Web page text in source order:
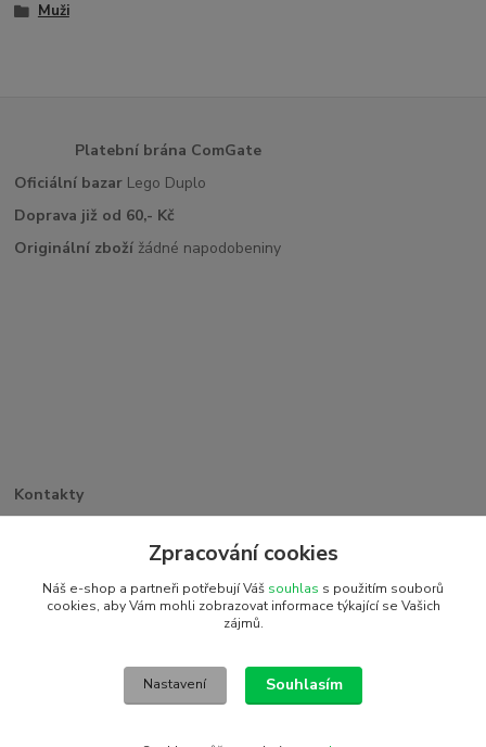
Muži
Platební brána ComGate
Oficiální bazar Lego Duplo
Doprava již od 60,- Kč
Originální zboží žádné napodobeniny
Kontakty
+420 773 263 369
detiakostky@seznam.cz
2016 © Detiakostky.cz - Všechna práva vyhrazena. Vytvořeno
Zpracování cookies
Náš e-shop a partneři potřebují Váš souhlas s použitím souborů
cookies, aby Vám mohli zobrazovat informace týkající se Vašich
zájmů.
Nastavení Souhlasím